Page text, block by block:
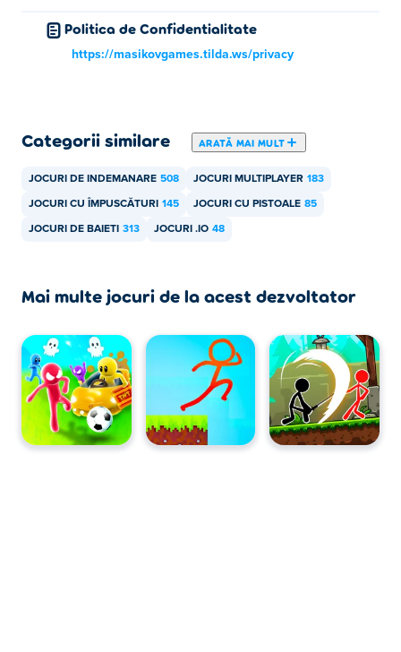
Politica de Confidentialitate
https://masikovgames.tilda.ws/privacy
Categorii similare ARATĂ MAI MULT
JOCURI DE INDEMANARE 508 JOCURI MULTIPLAYER 183
JOCURI CU ÎMPUSCĂTURI 145 JOCURI CU PISTOALE 85
JOCURI DE BAIETI 313 JOCURI .IO 48
Mai multe jocuri de la acest dezvoltator